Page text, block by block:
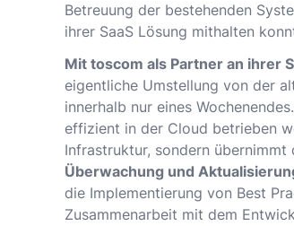
Betreuung der bestehenden
ihrer SaaS Lösung mithalten
Mit toscom als Partner an ihrer
eigentliche Umstellung von der
innerhalb nur eines
effizient in der Cloud betrieben
Infrastruktur, sondern
Überwachung und
die Implementierung von Best
Zusammenarbeit mit dem